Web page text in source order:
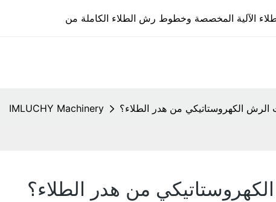
IMLUCHY Machinery الرش الكهروستاتيكي من هدر الطلاء؟
من هدر الطلاء؟